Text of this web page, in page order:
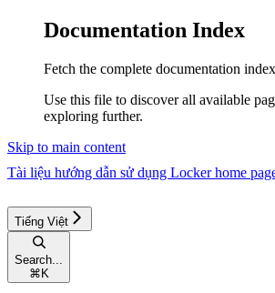
Documentation Index
Fetch the complete documentation
Use this file to discover all available
exploring further.
Skip to main content
Tài liệu hướng dẫn sử dụng Lockerhome
Tiếng Việt
Search...
⌘ K